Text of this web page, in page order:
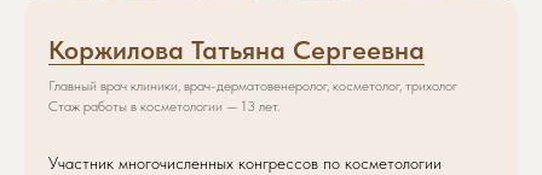
Коржилова Татьяна Сергеевна
Главный врач клиники, врач-дерматовенеролог, косметолог, трихолог
Стаж работы в косметологии — 13 лет.
Участник многочисленных конгрессов по косметологии